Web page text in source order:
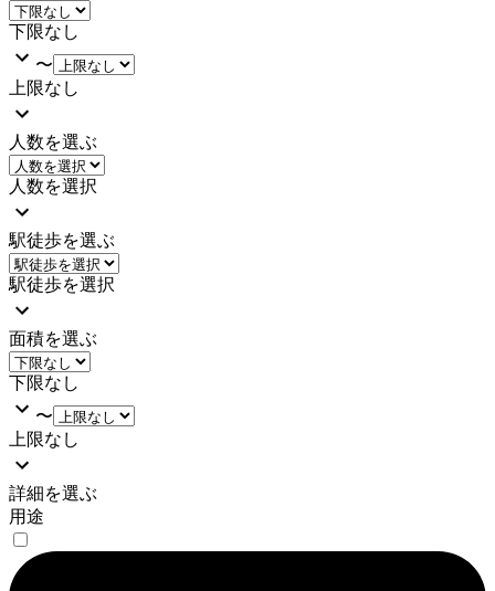
下限なし
〜
上限なし
人数を選ぶ
人数を選択
駅徒歩を選ぶ
駅徒歩を選択
面積を選ぶ
下限なし
〜
上限なし
詳細を選ぶ
用途